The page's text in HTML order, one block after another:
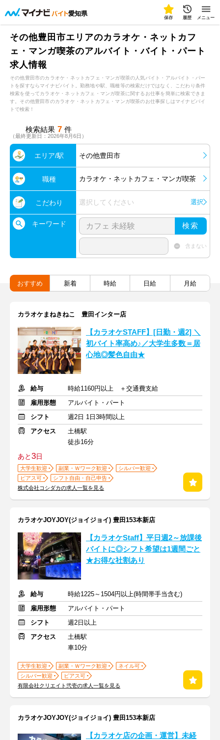
愛知県
保存 履歴 メニュー
その他豊田市エリアのカラオケ・ネットカフ
ェ・マンガ喫茶のアルバイト・バイト・パート
求人情報
その他豊田市のカラオケ・ネットカフェ・マンガ喫茶の人気バイト・アルバイト・パー
トを探すならマイナビバイト。勤務地や駅、職種等の検索だけではなく、こだわり条件
検索を使ってカラオケ・ネットカフェ・マンガ喫茶に関するお仕事を簡単に検索できま
す。その他豊田市のカラオケ・ネットカフェ・マンガ喫茶のお仕事探しはマイナビバイ
トで検索！
検索結果 7 件
（最終更新日：2026年8月6日）
エリア/駅 その他豊田市
職種 カラオケ・ネットカフェ・マンガ喫茶
こだわり 選択してください 選択
キーワード 検索
含まない
おすすめ 新着 時給 日給 月給
カラオケまねきねこ 豊田インター店
【カラオケSTAFF】[日勤・週2] ＼
初バイト率高め♪／大学生多数＝居
心地◎髪色自由★
給与
時給1160円以上 ＋交通費支給
雇用形態
アルバイト・パート
シフト
週2日 1日3時間以上
アクセス
土橋駅
徒歩16分
あと3日
大学生歓迎 副業・Ｗワーク歓迎
シルバー歓迎
ピアス可
シフト自由・自己申告
株式会社コシダカの求人一覧を見る
カラオケJOYJOY(ジョイジョイ) 豊田153本新店
【カラオケStaff】平日週2～放課後
バイトに◎シフト希望は1週間ごと
★お得な社割あり
給与
時給1225～1504円以上(時間帯手当含む)
雇用形態
アルバイト・パート
シフト
週2日以上
アクセス
土橋駅
車10分
大学生歓迎 副業・Ｗワーク歓迎
ネイル可
シルバー歓迎
ピアス可
有限会社クリエイト弐壱の求人一覧を見る
カラオケJOYJOY(ジョイジョイ) 豊田153本新店
【カラオケ店の企画・運営】未経